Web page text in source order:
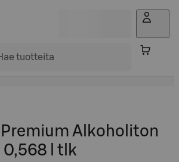
Premium Alkoholiton
0,568 l tlk